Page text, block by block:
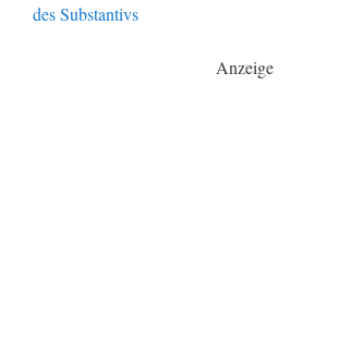
des Substantivs
Anzeige